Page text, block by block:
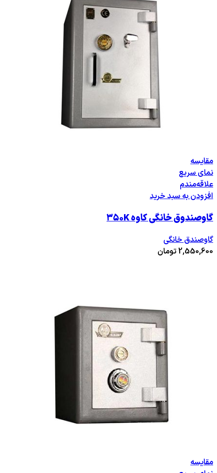
مقایسه
نمای سریع
علاقه‌مندم
افزودن به سبد خرید
گاوصندوق خانگی کاوه ۳۵۰K
گاوصندق خانگی
2,550,600تومان
مقایسه